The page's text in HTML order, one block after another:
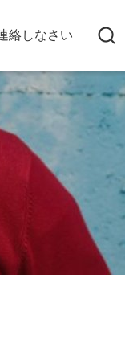
絡しなさい